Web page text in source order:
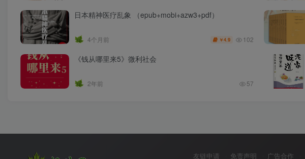
日本精神医疗乱象 （epub+mobi+azw3+pdf）
4个月前 ￥4.9 102
《钱从哪里来5》微利社会
2年前 57
友链申请 免责声明 广告合作